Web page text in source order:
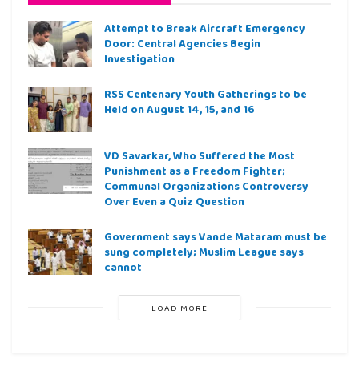
Attempt to Break Aircraft Emergency
Door: Central Agencies Begin
Investigation
RSS Centenary Youth Gatherings to be
Held on August 14, 15, and 16
VD Savarkar, Who Suffered the Most
Punishment as a Freedom Fighter;
Communal Organizations Controversy
Over Even a Quiz Question
Government says Vande Mataram must be
sung completely; Muslim League says
cannot
LOAD MORE